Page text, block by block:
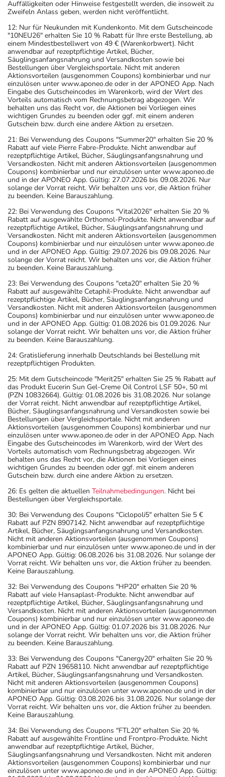
Auffälligkeiten oder Hinweise festgestellt werden, die insoweit zu
Zweifeln Anlass geben, werden nicht veröffentlicht.
12: Nur für Neukunden mit Kundenkonto. Mit dem Gutscheincode
"10NEU26" erhalten Sie 10 % Rabatt für Ihre erste Bestellung, ab
einem Mindestbestellwert von 49 € (Warenkorbwert). Nicht
anwendbar auf rezeptpflichtige Artikel, Bücher,
Säuglingsanfangsnahrung und Versandkosten sowie bei
Bestellungen über Vergleichsportale. Nicht mit anderen
Aktionsvorteilen (ausgenommen Coupons) kombinierbar und nur
einzulösen unter www.aponeo.de oder in der APONEO App. Nach
Eingabe des Gutscheincodes im Warenkorb, wird der Wert des
Vorteils automatisch vom Rechnungsbetrag abgezogen. Wir
behalten uns das Recht vor, die Aktionen bei Vorliegen eines
wichtigen Grundes zu beenden oder ggf. mit einem anderen
Gutschein bzw. durch eine andere Aktion zu ersetzen.
21: Bei Verwendung des Coupons "Summer20" erhalten Sie 20 %
Rabatt auf viele Pierre Fabre-Produkte. Nicht anwendbar auf
rezeptpflichtige Artikel, Bücher, Säuglingsanfangsnahrung und
Versandkosten. Nicht mit anderen Aktionsvorteilen (ausgenommen
Coupons) kombinierbar und nur einzulösen unter www.aponeo.de
und in der APONEO App. Gültig: 27.07.2026 bis 09.08.2026. Nur
solange der Vorrat reicht. Wir behalten uns vor, die Aktion früher
zu beenden. Keine Barauszahlung.
22: Bei Verwendung des Coupons "Vital2026" erhalten Sie 20 %
Rabatt auf ausgewählte Orthomol-Produkte. Nicht anwendbar auf
rezeptpflichtige Artikel, Bücher, Säuglingsanfangsnahrung und
Versandkosten. Nicht mit anderen Aktionsvorteilen (ausgenommen
Coupons) kombinierbar und nur einzulösen unter www.aponeo.de
und in der APONEO App. Gültig: 29.07.2026 bis 09.08.2026. Nur
solange der Vorrat reicht. Wir behalten uns vor, die Aktion früher
zu beenden. Keine Barauszahlung.
23: Bei Verwendung des Coupons "ceta20" erhalten Sie 20 %
Rabatt auf ausgewählte Cetaphil-Produkte. Nicht anwendbar auf
rezeptpflichtige Artikel, Bücher, Säuglingsanfangsnahrung und
Versandkosten. Nicht mit anderen Aktionsvorteilen (ausgenommen
Coupons) kombinierbar und nur einzulösen unter www.aponeo.de
und in der APONEO App. Gültig: 01.08.2026 bis 01.09.2026. Nur
solange der Vorrat reicht. Wir behalten uns vor, die Aktion früher
zu beenden. Keine Barauszahlung.
24: Gratislieferung innerhalb Deutschlands bei Bestellung mit
rezeptpflichtigen Produkten.
25: Mit dem Gutscheincode "Merit25" erhalten Sie 25 % Rabatt auf
das Produkt Eucerin Sun Gel-Creme Oil Control LSF 50+, 50 ml
(PZN 10832664). Gültig: 01.08.2026 bis 31.08.2026. Nur solange
der Vorrat reicht. Nicht anwendbar auf rezeptpflichtige Artikel,
Bücher, Säuglingsanfangsnahrung und Versandkosten sowie bei
Bestellungen über Vergleichsportale. Nicht mit anderen
Aktionsvorteilen (ausgenommen Coupons) kombinierbar und nur
einzulösen unter www.aponeo.de oder in der APONEO App. Nach
Eingabe des Gutscheincodes im Warenkorb, wird der Wert des
Vorteils automatisch vom Rechnungsbetrag abgezogen. Wir
behalten uns das Recht vor, die Aktionen bei Vorliegen eines
wichtigen Grundes zu beenden oder ggf. mit einem anderen
Gutschein bzw. durch eine andere Aktion zu ersetzen.
26: Es gelten die aktuellen Teilnahmebedingungen. Nicht bei
Bestellungen über Vergleichsportale.
30: Bei Verwendung des Coupons "Ciclopoli5" erhalten Sie 5 €
Rabatt auf PZN 8907142. Nicht anwendbar auf rezeptpflichtige
Artikel, Bücher, Säuglingsanfangsnahrung und Versandkosten.
Nicht mit anderen Aktionsvorteilen (ausgenommen Coupons)
kombinierbar und nur einzulösen unter www.aponeo.de und in der
APONEO App. Gültig: 06.08.2026 bis 31.08.2026. Nur solange der
Vorrat reicht. Wir behalten uns vor, die Aktion früher zu beenden.
Keine Barauszahlung.
32: Bei Verwendung des Coupons "HP20" erhalten Sie 20 %
Rabatt auf viele Hansaplast-Produkte. Nicht anwendbar auf
rezeptpflichtige Artikel, Bücher, Säuglingsanfangsnahrung und
Versandkosten. Nicht mit anderen Aktionsvorteilen (ausgenommen
Coupons) kombinierbar und nur einzulösen unter www.aponeo.de
und in der APONEO App. Gültig: 01.07.2026 bis 31.08.2026. Nur
solange der Vorrat reicht. Wir behalten uns vor, die Aktion früher
zu beenden. Keine Barauszahlung.
33: Bei Verwendung des Coupons "Canergy20" erhalten Sie 20 %
Rabatt auf PZN 19658110. Nicht anwendbar auf rezeptpflichtige
Artikel, Bücher, Säuglingsanfangsnahrung und Versandkosten.
Nicht mit anderen Aktionsvorteilen (ausgenommen Coupons)
kombinierbar und nur einzulösen unter www.aponeo.de und in der
APONEO App. Gültig: 03.08.2026 bis 31.08.2026. Nur solange der
Vorrat reicht. Wir behalten uns vor, die Aktion früher zu beenden.
Keine Barauszahlung.
34: Bei Verwendung des Coupons "FTL20" erhalten Sie 20 %
Rabatt auf ausgewählte Frontline und Frontpro-Produkte. Nicht
anwendbar auf rezeptpflichtige Artikel, Bücher,
Säuglingsanfangsnahrung und Versandkosten. Nicht mit anderen
Aktionsvorteilen (ausgenommen Coupons) kombinierbar und nur
einzulösen unter www.aponeo.de und in der APONEO App. Gültig: